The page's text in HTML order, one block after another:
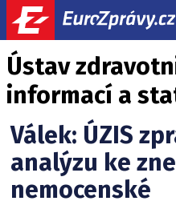
Ústav
informací a
Válek: ÚZIS
analýzu ke
nemocenské